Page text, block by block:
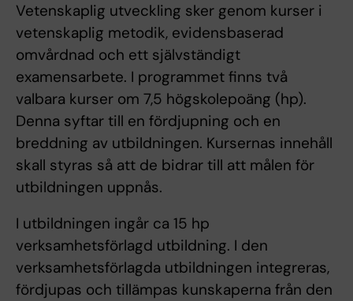
Vetenskaplig utveckling sker genom kurser i
vetenskaplig metodik, evidensbaserad
omvårdnad och ett självständigt
examensarbete. I programmet finns två
valbara kurser om 7,5 högskolepoäng (hp).
Denna syftar till en fördjupning och en
breddning av utbildningen. Kursernas innehåll
skall styras så att de bidrar till att målen för
utbildningen uppnås.
I utbildningen ingår ca 15 hp
verksamhetsförlagd utbildning. I den
verksamhetsförlagda utbildningen integreras,
fördjupas och tillämpas kunskaperna från den